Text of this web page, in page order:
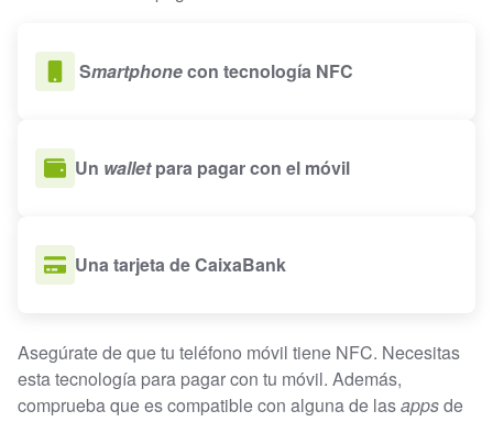
Smartphonecon tecnología NFC
Un walletpara pagar con el móvil
Una tarjeta de CaixaBank
Asegúrate de que tu teléfono móvil tiene NFC. Necesitas
esta tecnología para pagar con tu móvil. Además,
comprueba que es compatible con alguna de lasappsde